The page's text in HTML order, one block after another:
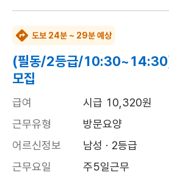
도보 24분 ~ 29분 예상
(필동/2등급/10:30~14:30)
모집
급여
시급 10,320원
근무유형
방문요양
어르신정보
남성 · 2등급
근무요일
주5일근무